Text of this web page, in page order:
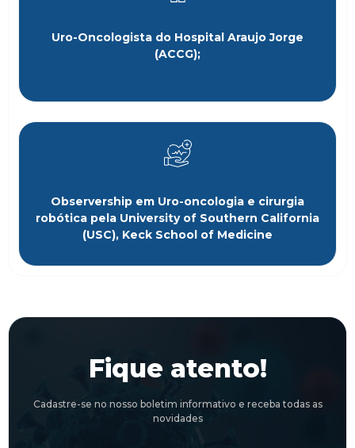
Uro-Oncologista do Hospital Araujo Jorge
(ACCG);
Observership em Uro-oncologia e cirurgia
robótica pela University of Southern California
(USC), Keck School of Medicine
Fique atento!
Cadastre-se no nosso boletim informativo e receba todas as
novidades